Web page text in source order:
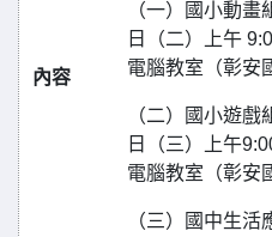
內容
（一）國小動
日（二）上午
電腦教室（彰安
（二）國小遊
日（三）上午
電腦教室（彰安
（三）國中生活